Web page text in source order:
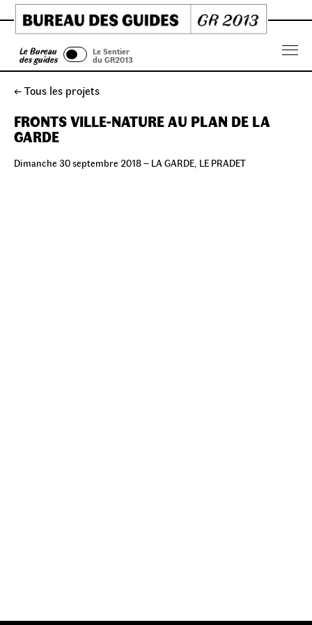
Skip
to
content
Le Bureau
des guides
Le Sentier
du GR2013
← Tous les projets
FRONTS VILLE-NATURE AU PLAN DE LA
GARDE
Dimanche 30 septembre 2018 – LA GARDE, LE PRADET